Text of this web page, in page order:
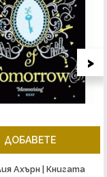
ДОБАВЕТЕ
Ахърн | Книгата
>